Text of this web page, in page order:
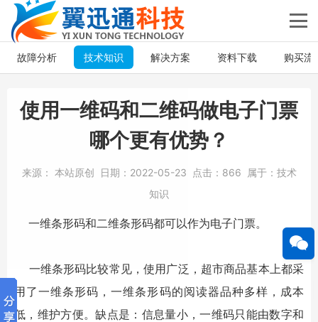
故障分析 技术知识 解决方案 资料下载 购买流
使用一维码和二维码做电子门票
哪个更有优势？
来源： 本站原创 日期： 2022-05-23 点击： 866 属于： 技术
知识
一维条形码和二维条形码都可以作为电子门票。
一维条形码比较常见，使用广泛，超市商品基本上都采
用了一维条形码，一维条形码的阅读器品种多样，成本
低，维护方便。缺点是：信息量小，一维码只能由数字和